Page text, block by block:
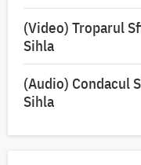
(Video) Troparul
Sihla
(Audio) Condacul
Sihla